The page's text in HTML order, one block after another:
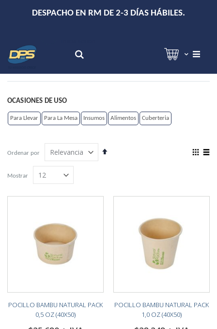
DESPACHO EN RM DE 2-3 DÍAS HÁBILES.
Ordenar por
Establecer
View
Mostrar
POCILLO BAMBU NATURAL PACK
0,5 OZ (40X50)
POCILLO BAMBU NATURAL PACK
1,0 OZ (40X50)
OCASIONES DE USO
Para Llevar Para La Mesa Insumos Alimentos Cuberteria